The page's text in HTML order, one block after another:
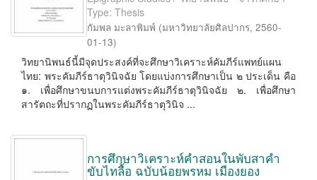
Type: Thesis
กัมพล มะลาพิมพ์ (มหาวิทยาลัยศิลปากร, 2560-
01-13)
วิทยานิพนธ์นี้มีจุดประสงค์ที่จะศึกษาวิเคราะห์คัมภีร์แพทย์แผน
ไทย: พระคัมภีร์ธาตุวินิจฉัย โดยแบ่งการศึกษาเป็น ๒ ประเด็น คือ
๑. เพื่อศึกษาขนบการแต่งพระคัมภีร์ธาตุวินิจฉัย ๒. เพื่อศึกษา
สารัตถะที่ปรากฏในพระคัมภีร์ธาตุวินิจ ...
การศึกษาวิเคราะห์คำสอนในพับสาคำ
ขับไทลื้อ ฉบับน้อยพรหม เมืองยอง